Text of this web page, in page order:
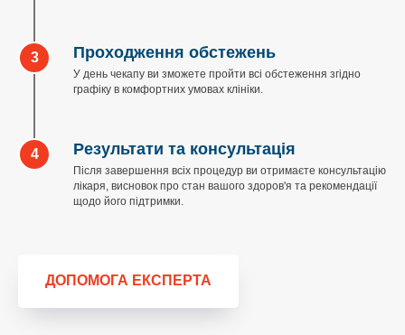
Проходження обстежень
У день чекапу ви зможете пройти всі обстеження згідно
графіку в комфортних умовах клініки.
Результати та консультація
Після завершення всіх процедур ви отримаєте консультацію
лікаря, висновок про стан вашого здоров'я та рекомендації
щодо його підтримки.
ДОПОМОГА ЕКСПЕРТА